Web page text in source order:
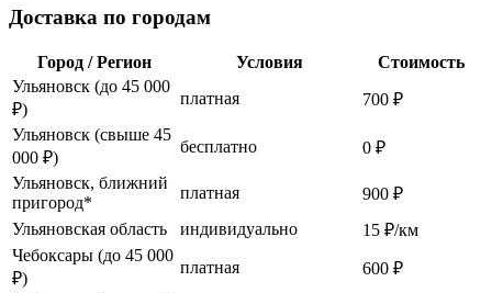
Доставка по городам
Город / Регион Условия
Стоимость
Ульяновск (до 45 000
₽)
платная
700 ₽
Ульяновск (свыше 45
000 ₽)
бесплатно
0 ₽
Ульяновск, ближний
пригород*
платная
900 ₽
Ульяновская область
индивидуально
15 ₽/км
Чебоксары (до 45 000
₽)
платная
600 ₽